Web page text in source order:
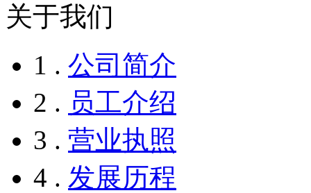
关于我们
1 . 公司简介
2 . 员工介绍
3 . 营业执照
4 . 发展历程